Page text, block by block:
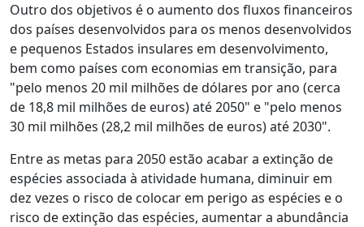
Outro dos objetivos é o aumento dos fluxos financeiros
dos países desenvolvidos para os menos desenvolvidos
e pequenos Estados insulares em desenvolvimento,
bem como países com economias em transição, para
"pelo menos 20 mil milhões de dólares por ano (cerca
de 18,8 mil milhões de euros) até 2050" e "pelo menos
30 mil milhões (28,2 mil milhões de euros) até 2030".
Entre as metas para 2050 estão acabar a extinção de
espécies associada à atividade humana, diminuir em
dez vezes o risco de colocar em perigo as espécies e o
risco de extinção das espécies, aumentar a abundância